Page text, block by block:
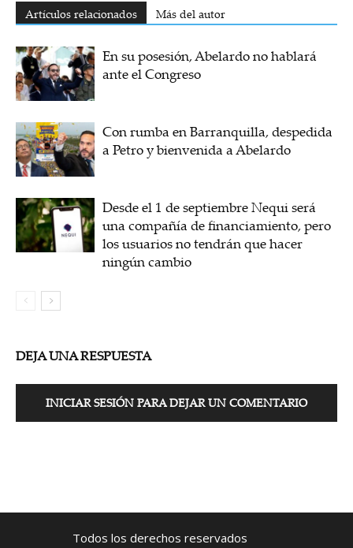
Artículos relacionados Más del autor
En su posesión, Abelardo no hablará
ante el Congreso
Con rumba en Barranquilla, despedida
a Petro y bienvenida a Abelardo
Desde el 1 de septiembre Nequi será
una compañía de financiamiento, pero
los usuarios no tendrán que hacer
ningún cambio
DEJA UNA RESPUESTA
INICIAR SESIÓN PARA DEJAR UN COMENTARIO
Todos los derechos reservados